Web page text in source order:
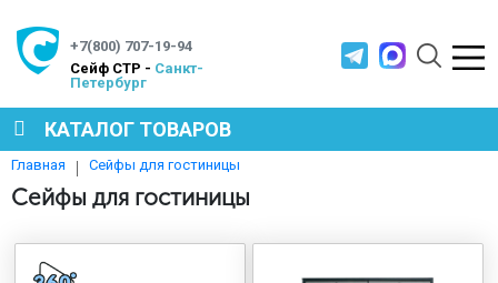
+7(800) 707-19-94
Cейф СТР - Санкт-
Петербург
КАТАЛОГ ТОВАРОВ
СЕЙФЫ
Главная Сейфы для гостиницы
Сейфы для гостиницы